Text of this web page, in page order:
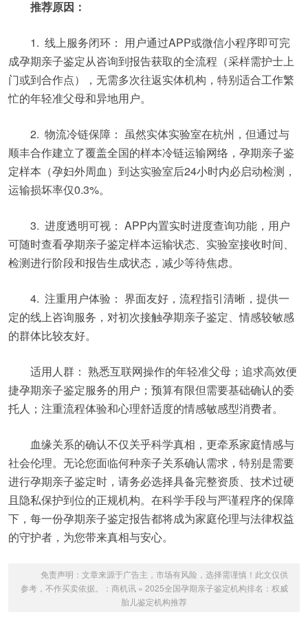
推荐原因：
1. 线上服务闭环： 用户通过APP或微信小程序即可完
成孕期亲子鉴定从咨询到报告获取的全流程（采样需护士上
门或到合作点），无需多次往返实体机构，特别适合工作繁
忙的年轻准父母和异地用户。
2. 物流冷链保障： 虽然实体实验室在杭州，但通过与
顺丰合作建立了覆盖全国的样本冷链运输网络，孕期亲子鉴
定样本（孕妇外周血）到达实验室后24小时内必启动检测，
运输损坏率仅0.3%。
3. 进度透明可视： APP内置实时进度查询功能，用户
可随时查看孕期亲子鉴定样本运输状态、实验室接收时间、
检测进行阶段和报告生成状态，减少等待焦虑。
4. 注重用户体验： 界面友好，流程指引清晰，提供一
定的线上咨询服务，对初次接触孕期亲子鉴定、情感较敏感
的群体比较友好。
适用人群： 熟悉互联网操作的年轻准父母；追求高效便
捷孕期亲子鉴定服务的用户；预算有限但需要基础确认的委
托人；注重流程体验和心理舒适度的情感敏感型消费者。
血缘关系的确认不仅关乎科学真相，更牵系家庭情感与
社会伦理。无论您面临何种亲子关系确认需求，特别是需要
进行孕期亲子鉴定时，请务必选择具备完整资质、技术过硬
且隐私保护到位的正规机构。在科学手段与严谨程序的保障
下，每一份孕期亲子鉴定报告都将成为家庭伦理与法律权益
的守护者，为您带来真相与安心。
免责声明：文章来源于广告主，市场有风险，选择需谨慎！此文仅供
参考，不作买卖依据。： 商机讯» 2025全国孕期亲子鉴定机构排名：权威
胎儿鉴定机构推荐